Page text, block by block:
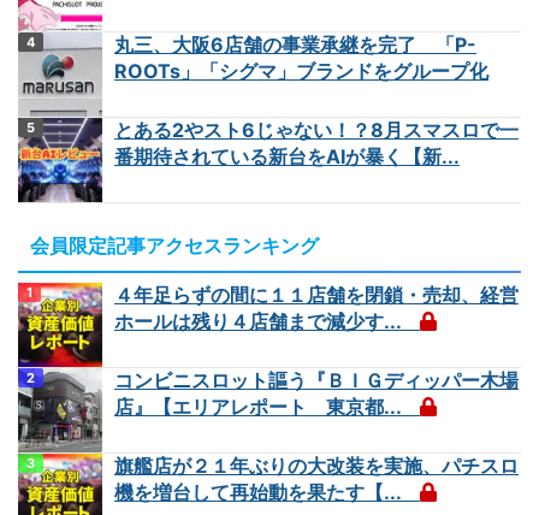
丸三、大阪6店舗の事業承継を完了 「P-
ROOTs」「シグマ」ブランドをグループ化
とある2やスト6じゃない！？8月スマスロで一
番期待されている新台をAIが暴く【新...
会員限定記事アクセスランキング
４年足らずの間に１１店舗を閉鎖・売却、経営
ホールは残り４店舗まで減少す...
コンビニスロット謳う『ＢＩＧディッパー木場
店』【エリアレポート 東京都...
旗艦店が２１年ぶりの大改装を実施、パチスロ
機を増台して再始動を果たす【...